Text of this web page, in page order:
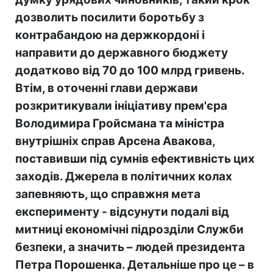
дозволить посилити боротьбу з
контрабандою на держкордоні і
направити до державного бюджету
додатково від 70 до 100 млрд гривень.
Втім, в оточенні глави держави
розкритикували ініціативу прем'єра
Володимира Гройсмана та міністра
внутрішніх справ Арсена Авакова,
поставивши під сумнів ефективність цих
заходів. Джерела в політичних колах
запевняють, що справжня мета
експерименту - відсунути подалі від
митниці економічні підрозділи Служби
безпеки, а значить – людей президента
Петра Порошенка. Детальніше про це – в